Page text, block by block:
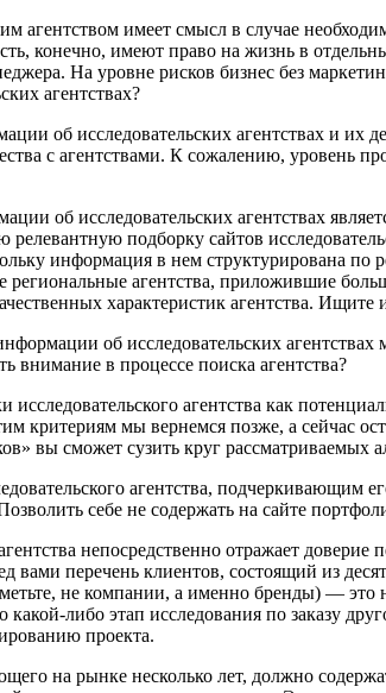
агентством имеет смысл в случае
конечно, имеют право на жизнь в
На уровне рисков бизнес без
агентствах?
об исследовательских агентствах и их
с агентствами. К сожалению, уровень
об исследовательских агентствах
подборку сайтов
информация в нем структурирована
региональные агентства, приложившие
характеристик агентства.
об исследовательских
внимание в процессе поиска агентства?
агентства как
критериям мы вернемся позже, а сейчас
вы сможет сузить круг рассматриваемых
агентства,
себе не содержать на сайте
непосредственно отражает
вами перечень клиентов, состоящий из
не компании, а именно бренды) —
какой-либо этап исследования по заказу
проекта.
на рынке несколько лет, должно